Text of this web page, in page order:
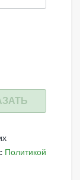
Политикой